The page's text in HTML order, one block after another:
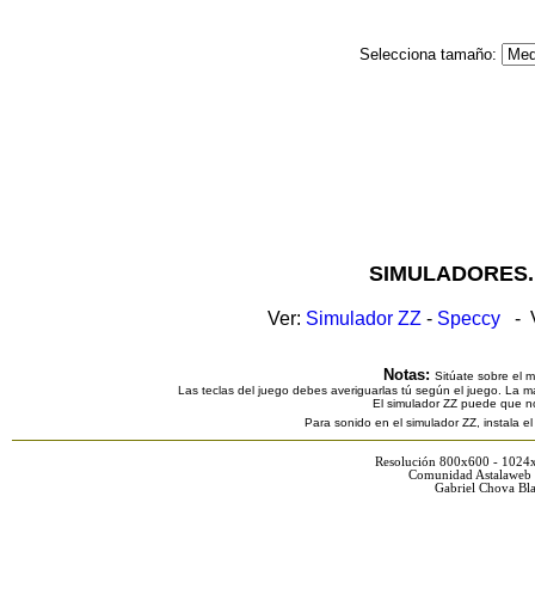
Selecciona tamaño:
Ver: Simulador ZZ - Speccy -
Notas: Sitúate sobre el
Las teclas del juego debes averiguarlas tú según el juego. La
El simulador ZZ puede que
Para sonido en el simulador ZZ, instala
Resolución 800x600 -
Comunidad
Gabriel Chova